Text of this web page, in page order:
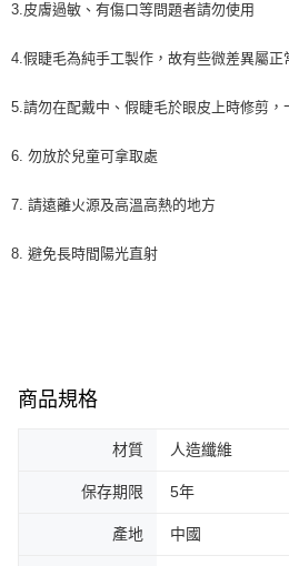
3.皮膚過敏、有傷口等問題者請勿使用
4.假睫毛為純手工製作，故有些微差異屬
5.請勿在配戴中、假睫毛於眼皮上時修剪，
6. 勿放於兒童可拿取處
7. 請遠離火源及高溫高熱的地方
8. 避免長時間陽光直射
商品規格
材質 人造纖維
保存期限 5年
產地 中國